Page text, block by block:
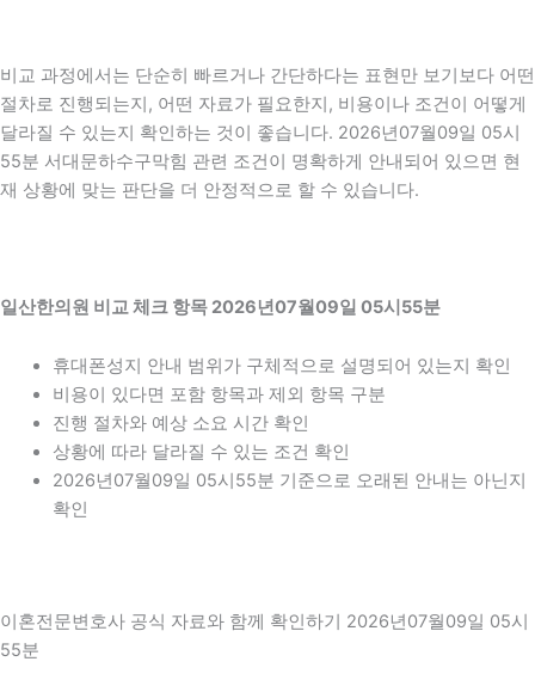
비교 과정에서는 단순히 빠르거나 간단하다는 표현만 보기보다 어떤
절차로 진행되는지, 어떤 자료가 필요한지, 비용이나 조건이 어떻게
달라질 수 있는지 확인하는 것이 좋습니다. 2026년07월09일 05시
55분 서대문하수구막힘 관련 조건이 명확하게 안내되어 있으면 현
재 상황에 맞는 판단을 더 안정적으로 할 수 있습니다.
일산한의원 비교 체크 항목 2026년07월09일 05시55분
휴대폰성지 안내 범위가 구체적으로 설명되어 있는지 확인
비용이 있다면 포함 항목과 제외 항목 구분
진행 절차와 예상 소요 시간 확인
상황에 따라 달라질 수 있는 조건 확인
2026년07월09일 05시55분 기준으로 오래된 안내는 아닌지
확인
이혼전문변호사 공식 자료와 함께 확인하기 2026년07월09일 05시
55분